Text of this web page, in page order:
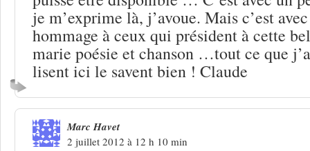
je m’exprime là, j’avoue. Mais c’est
hommage à ceux qui président à cette
marie poésie et chanson …tout ce que
lisent ici le savent bien ! Claude
Marc Havet
2 juillet 2012 à 12 h 10 min